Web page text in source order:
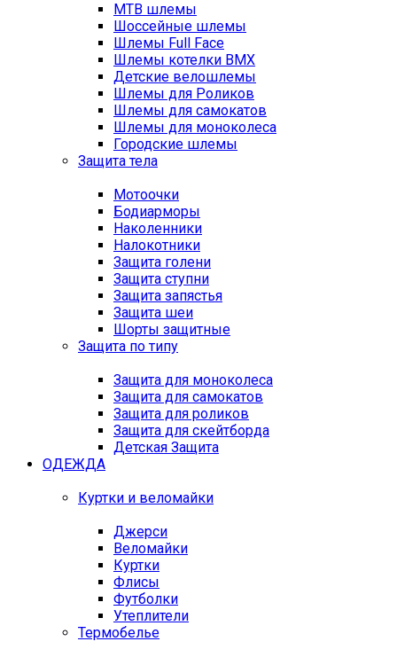
MTB шлемы
Шоссейные шлемы
Шлемы Full Face
Шлемы котелки BMX
Детские велошлемы
Шлемы для Роликов
Шлемы для самокатов
Шлемы для моноколеса
Городские шлемы
Защита тела
Мотоочки
Бодиарморы
Наколенники
Налокотники
Защита голени
Защита ступни
Защита запястья
Защита шеи
Шорты защитные
Защита по типу
Защита для моноколеса
Защита для самокатов
Защита для роликов
Защита для скейтборда
Детская Защита
ОДЕЖДА
Куртки и веломайки
Джерси
Веломайки
Куртки
Флисы
Футболки
Утеплители
Термобелье